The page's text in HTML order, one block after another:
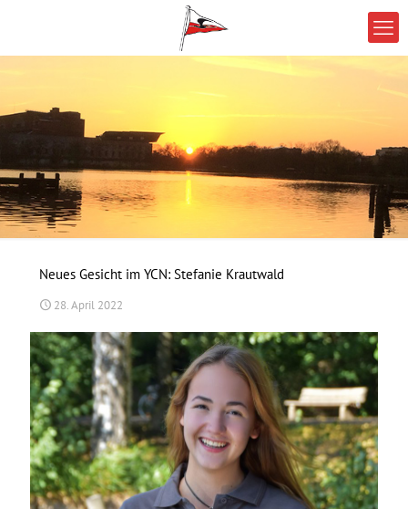
Neues Gesicht im YCN: Stefanie Krautwald
28. April 2022